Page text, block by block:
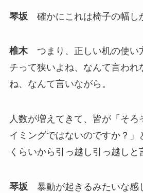
琴坂 確かにこれは椅子の幅し
椎木つまり、正しい机の使い
チって狭いよね、なんて言われ
ね、なんて言いながら。
人数が増えてきて、皆が「そろ
イミングではないのですか？」
くらいから引っ越し引っ越しと
琴坂暴動が起きるみたいな感